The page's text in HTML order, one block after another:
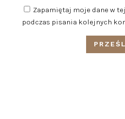
Zapamiętaj moje dane w
podczas pisania kolejnych